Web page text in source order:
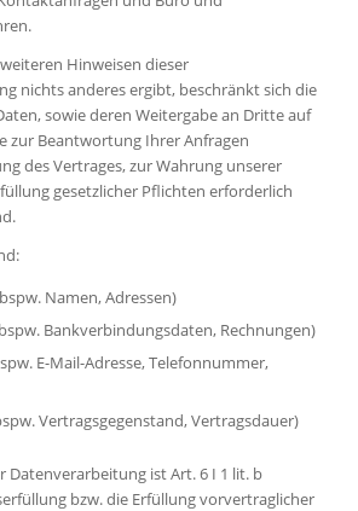
Hinweisen dieser
nichts anderes ergibt, beschränkt sich die
sowie deren Weitergabe an Dritte auf
zur Beantwortung Ihrer Anfragen
des Vertrages, zur Wahrung unserer
gesetzlicher Pflichten erforderlich
Namen, Adressen)
Bankverbindungsdaten, Rechnungen)
E-Mail-Adresse, Telefonnummer,
Vertragsgegenstand, Vertragsdauer)
Datenverarbeitung ist Art. 6 I 1 lit. b
bzw. die Erfüllung vorvertraglicher